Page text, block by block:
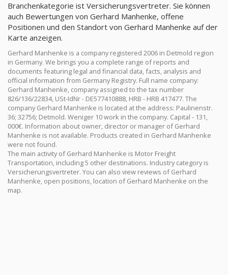
Branchenkategorie ist Versicherungsvertreter. Sie können
auch Bewertungen von Gerhard Manhenke, offene
Positionen und den Standort von Gerhard Manhenke auf der
Karte anzeigen.
Gerhard Manhenke is a company registered 2006 in Detmold region
in Germany. We brings you a complete range of reports and
documents featuring legal and financial data, facts, analysis and
official information from Germany Registry. Full name company:
Gerhard Manhenke, company assigned to the tax number
826/136/22834, USt-IdNr - DE577410888, HRB - HRB 417477. The
company Gerhard Manhenke is located at the address: Paulinenstr.
36; 32756; Detmold. Weniger 10 work in the company. Capital - 131,
000€. Information about owner, director or manager of Gerhard
Manhenke is not available. Products created in Gerhard Manhenke
were not found.
The main activity of Gerhard Manhenke is Motor Freight
Transportation, including 5 other destinations. Industry category is
Versicherungsvertreter. You can also view reviews of Gerhard
Manhenke, open positions, location of Gerhard Manhenke on the
map.